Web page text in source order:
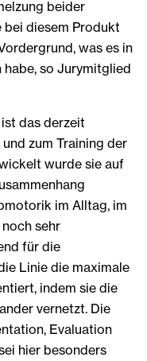
beider
bei diesem Produkt
was es in
so Jurymitglied
das derzeit
zum Training der
wurde sie auf
im Alltag, im
sehr
für die
Linie die maximale
indem sie die
vernetzt. Die
Evaluation
hier besonders